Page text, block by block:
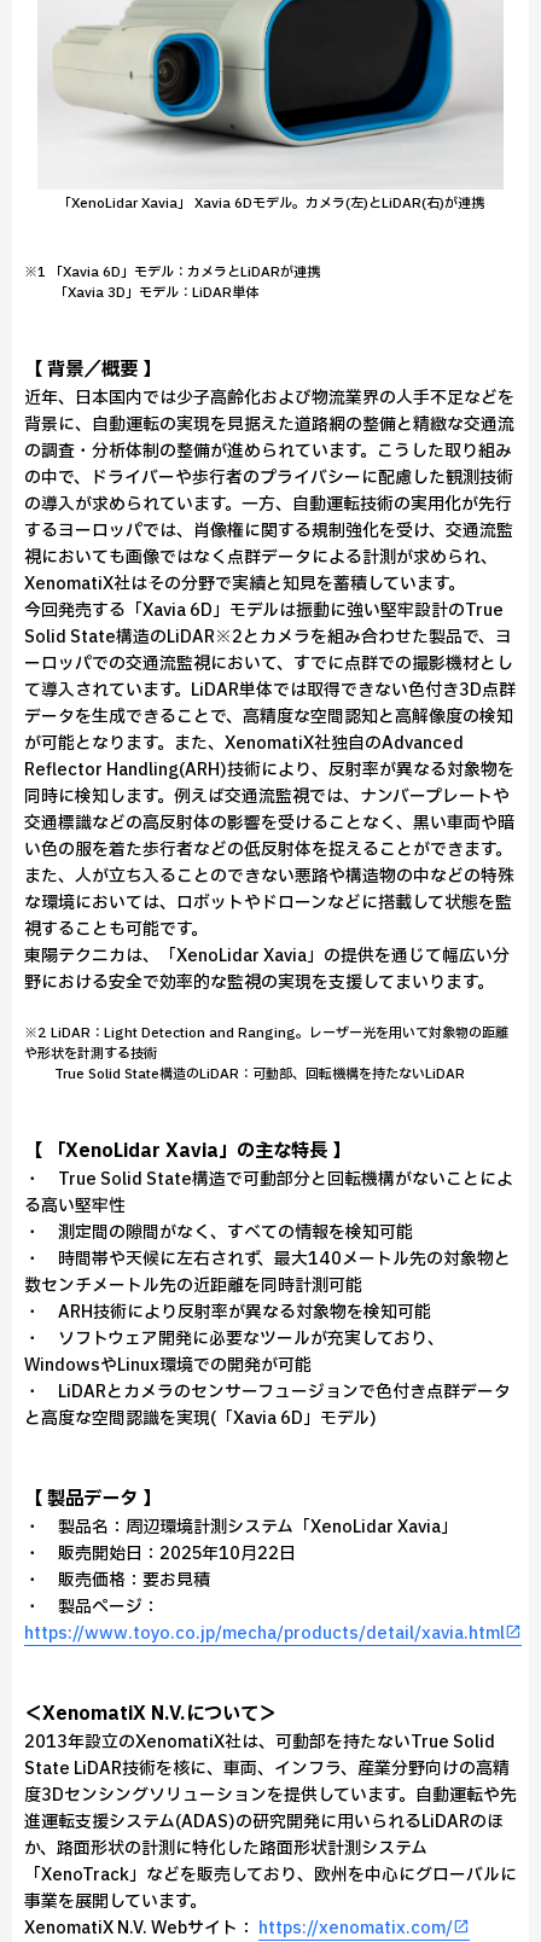
「XenoLidar Xavia」 Xavia 6Dモデル。カメラ(左)とLiDAR(右)が連携
※1 「Xavia 6D」モデル：カメラとLiDARが連携
「Xavia 3D」モデル：LiDAR単体
【 背景／概要 】
近年、日本国内では少子高齢化および物流業界の人手不足などを
背景に、自動運転の実現を見据えた道路網の整備と精緻な交通流
の調査・分析体制の整備が進められています。こうした取り組み
の中で、ドライバーや歩行者のプライバシーに配慮した観測技術
の導入が求められています。一方、自動運転技術の実用化が先行
するヨーロッパでは、肖像権に関する規制強化を受け、交通流監
視においても画像ではなく点群データによる計測が求められ、
XenomatiX社はその分野で実績と知見を蓄積しています。
今回発売する「Xavia 6D」モデルは振動に強い堅牢設計のTrue
Solid State構造のLiDAR※2とカメラを組み合わせた製品で、ヨ
ーロッパでの交通流監視において、すでに点群での撮影機材とし
て導入されています。LiDAR単体では取得できない色付き3D点群
データを生成できることで、高精度な空間認知と高解像度の検知
が可能となります。また、XenomatiX社独自のAdvanced
Reflector Handling(ARH)技術により、反射率が異なる対象物を
同時に検知します。例えば交通流監視では、ナンバープレートや
交通標識などの高反射体の影響を受けることなく、黒い車両や暗
い色の服を着た歩行者などの低反射体を捉えることができます。
また、人が立ち入ることのできない悪路や構造物の中などの特殊
な環境においては、ロボットやドローンなどに搭載して状態を監
視することも可能です。
東陽テクニカは、「XenoLidar Xavia」の提供を通じて幅広い分
野における安全で効率的な監視の実現を支援してまいります。
※2 LiDAR：Light Detection and Ranging。レーザー光を用いて対象物の距離
や形状を計測する技術
True Solid State構造のLiDAR：可動部、回転機構を持たないLiDAR
【 「XenoLidar Xavia」の主な特長 】
・ True Solid State構造で可動部分と回転機構がないことによ
る高い堅牢性
・ 測定間の隙間がなく、すべての情報を検知可能
・ 時間帯や天候に左右されず、最大140メートル先の対象物と
数センチメートル先の近距離を同時計測可能
・ ARH技術により反射率が異なる対象物を検知可能
・ ソフトウェア開発に必要なツールが充実しており、
WindowsやLinux環境での開発が可能
・ LiDARとカメラのセンサーフュージョンで色付き点群データ
と高度な空間認識を実現(「Xavia 6D」モデル)
【 製品データ 】
・ 製品名：周辺環境計測システム「XenoLidar Xavia」
・ 販売開始日：2025年10月22日
・ 販売価格：要お見積
・ 製品ページ：
https://www.toyo.co.jp/mecha/products/detail/xavia.html
＜XenomatiX N.V.について＞
2013年設立のXenomatiX社は、可動部を持たないTrue Solid
State LiDAR技術を核に、車両、インフラ、産業分野向けの高精
度3Dセンシングソリューションを提供しています。自動運転や先
進運転支援システム(ADAS)の研究開発に用いられるLiDARのほ
か、路面形状の計測に特化した路面形状計測システム
「XenoTrack」などを販売しており、欧州を中心にグローバルに
事業を展開しています。
XenomatiX N.V. Webサイト： https://xenomatix.com/